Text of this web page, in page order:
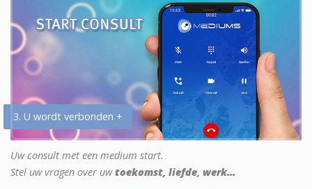
3. U wordt verbonden +
Uw consult met een medium start.
Stel uw vragen over uwtoekomst, liefde, werk...